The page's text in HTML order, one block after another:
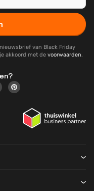
van Black Friday
akkoord met de voorwaarden.